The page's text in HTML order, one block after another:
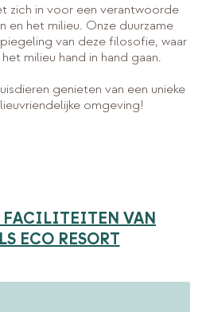
zich in voor een verantwoorde
en het milieu. Onze duurzame
van deze filosofie, waar
milieu hand in hand gaan.
genieten van een unieke
omgeving!
FACILITEITEN VAN
ECO RESORT